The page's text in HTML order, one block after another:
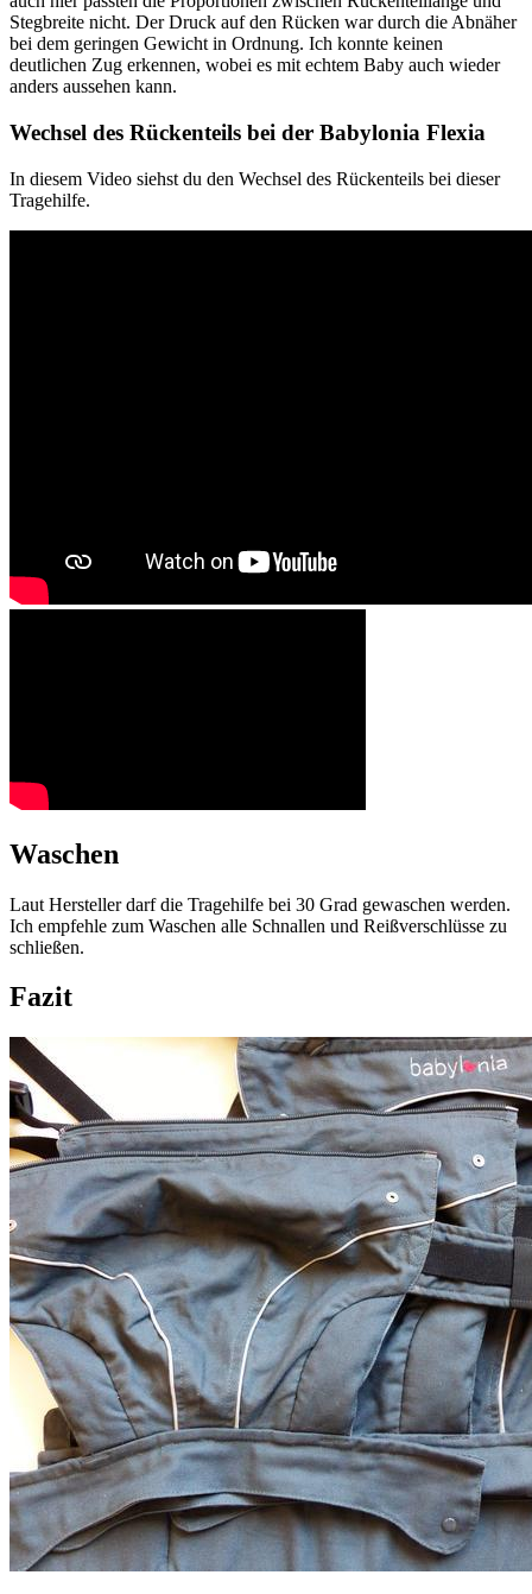
Stegbreite nicht. Der Druck auf den Rücken war durch die Abnäher
bei dem geringen Gewicht in Ordnung. Ich konnte keinen
deutlichen Zug erkennen, wobei es mit echtem Baby auch wieder
anders aussehen kann.
Wechsel des Rückenteils bei der Babylonia Flexia
In diesem Video siehst du den Wechsel des Rückenteils bei dieser
Tragehilfe.
Waschen
Laut Hersteller darf die Tragehilfe bei 30 Grad gewaschen werden.
Ich empfehle zum Waschen alle Schnallen und Reißverschlüsse zu
schließen.
Fazit